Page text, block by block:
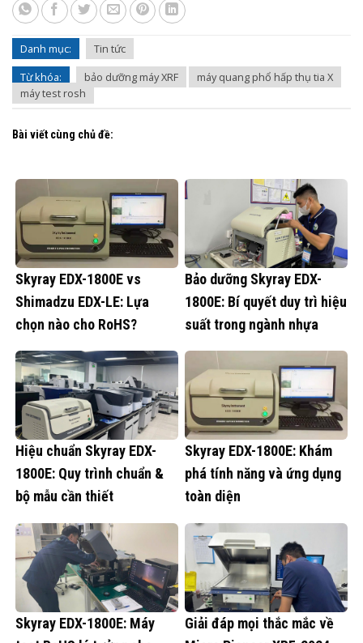
Danh mục:
Tin tức
Từ khóa:
bảo dưỡng máy XRF
máy quang phổ hấp thụ tia X
máy test rosh
Bài viết cùng chủ đề:
Skyray EDX-1800E vs
Shimadzu EDX-LE: Lựa
chọn nào cho RoHS?
Bảo dưỡng Skyray EDX-
1800E: Bí quyết duy trì hiệu
suất trong ngành nhựa
Hiệu chuẩn Skyray EDX-
1800E: Quy trình chuẩn &
bộ mẫu cần thiết
Skyray EDX-1800E: Khám
phá tính năng và ứng dụng
toàn diện
Skyray EDX-1800E: Máy
Giải đáp mọi thắc mắc về